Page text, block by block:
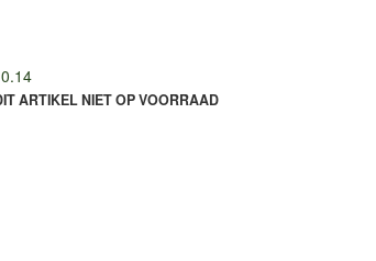
ARTIKEL NIET OP VOORRAAD